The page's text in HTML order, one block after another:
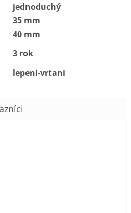
jednoduchý
35 mm
40 mm
3 rok
lepeni-vrtani
je 5 z 5 hvězdiček.